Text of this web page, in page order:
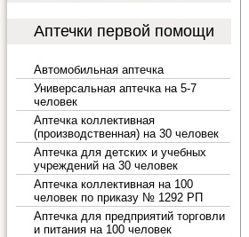
Аптечки первой помощи
Автомобильная аптечка
Универсальная аптечка на 5-7
человек
Аптечка коллективная
(производственная) на 30 человек
Аптечка для детских и учебных
учреждений на 30 человек
Аптечка коллективная на 100
человек по приказу № 1292 РП
Аптечка для предприятий торговли
и питания на 100 человек